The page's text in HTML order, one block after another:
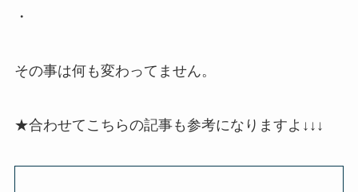
・
その事は何も変わってません。
★合わせてこちらの記事も参考になりますよ↓↓↓